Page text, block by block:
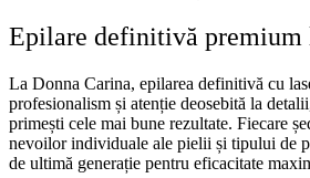
Epilare definitivă premium
La Donna Carina, epilarea definitivă cu
profesionalism și atenție deosebită la
primești cele mai bune rezultate. Fiecare
nevoilor individuale ale pielii și tipului de
de ultimă generație pentru eficacitate